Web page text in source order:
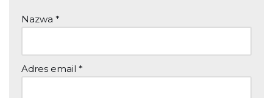
Nazwa *
Adres email *